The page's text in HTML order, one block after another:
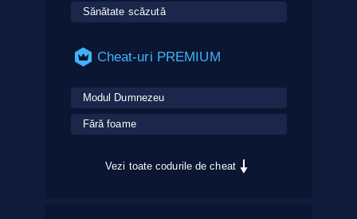
Sănătate scăzută
Cheat-uri PREMIUM
Modul Dumnezeu
Fără foame
Vezi toate codurile de cheat